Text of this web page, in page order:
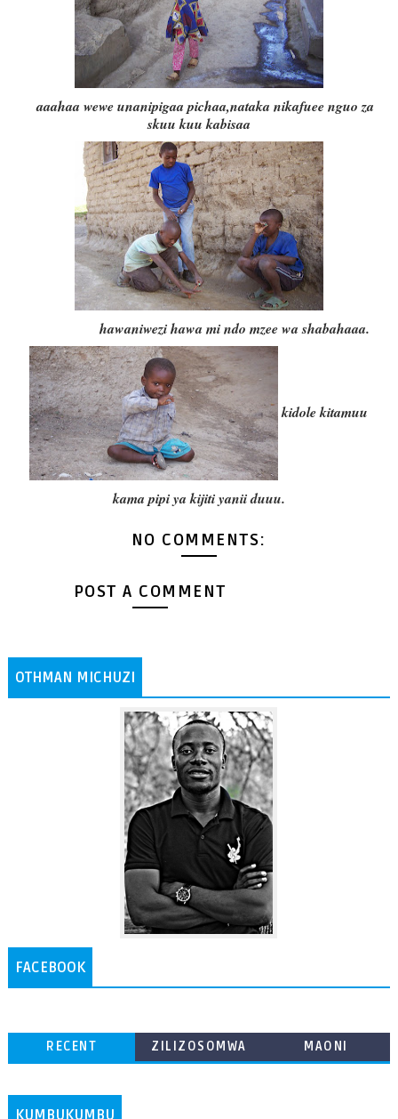
aaahaa wewe unanipigaa pichaa,nataka nikafuee nguo za
skuu kuu kabisaa
hawaniwezi hawa mi ndo mzee wa shabahaaa.
kidole kitamuu
kama pipi ya kijiti yanii duuu.
NO COMMENTS:
POST A COMMENT
OTHMAN MICHUZI
FACEBOOK
RECENT
ZILIZOSOMWA
MAONI
KUMBUKUMBU